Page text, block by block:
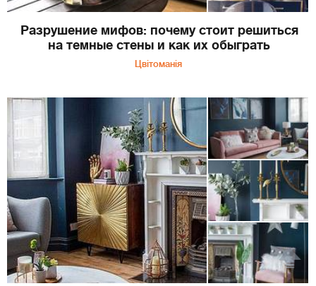
Разрушение мифов: почему стоит решиться
на темные стены и как их обыграть
Цвітоманія